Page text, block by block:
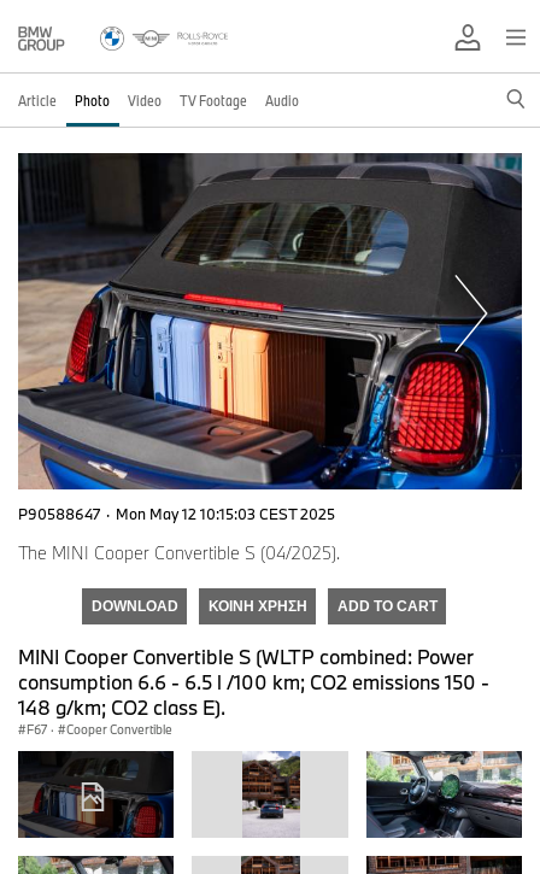
Article Photo Video TV Footage Audio
P90588647 · Mon May 12 10:15:03 CEST 2025
The MINI Cooper Convertible S (04/2025).
DOWNLOAD ΚΟΙΝΉ ΧΡΉΣΗ ADD TO CART
MINI Cooper Convertible S (WLTP combined: Power
consumption 6.6 - 6.5 l /100 km; CO2 emissions 150 -
148 g/km; CO2 class E).
F67 · Cooper Convertible